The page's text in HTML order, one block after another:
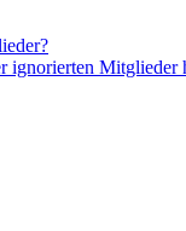
Mitglieder